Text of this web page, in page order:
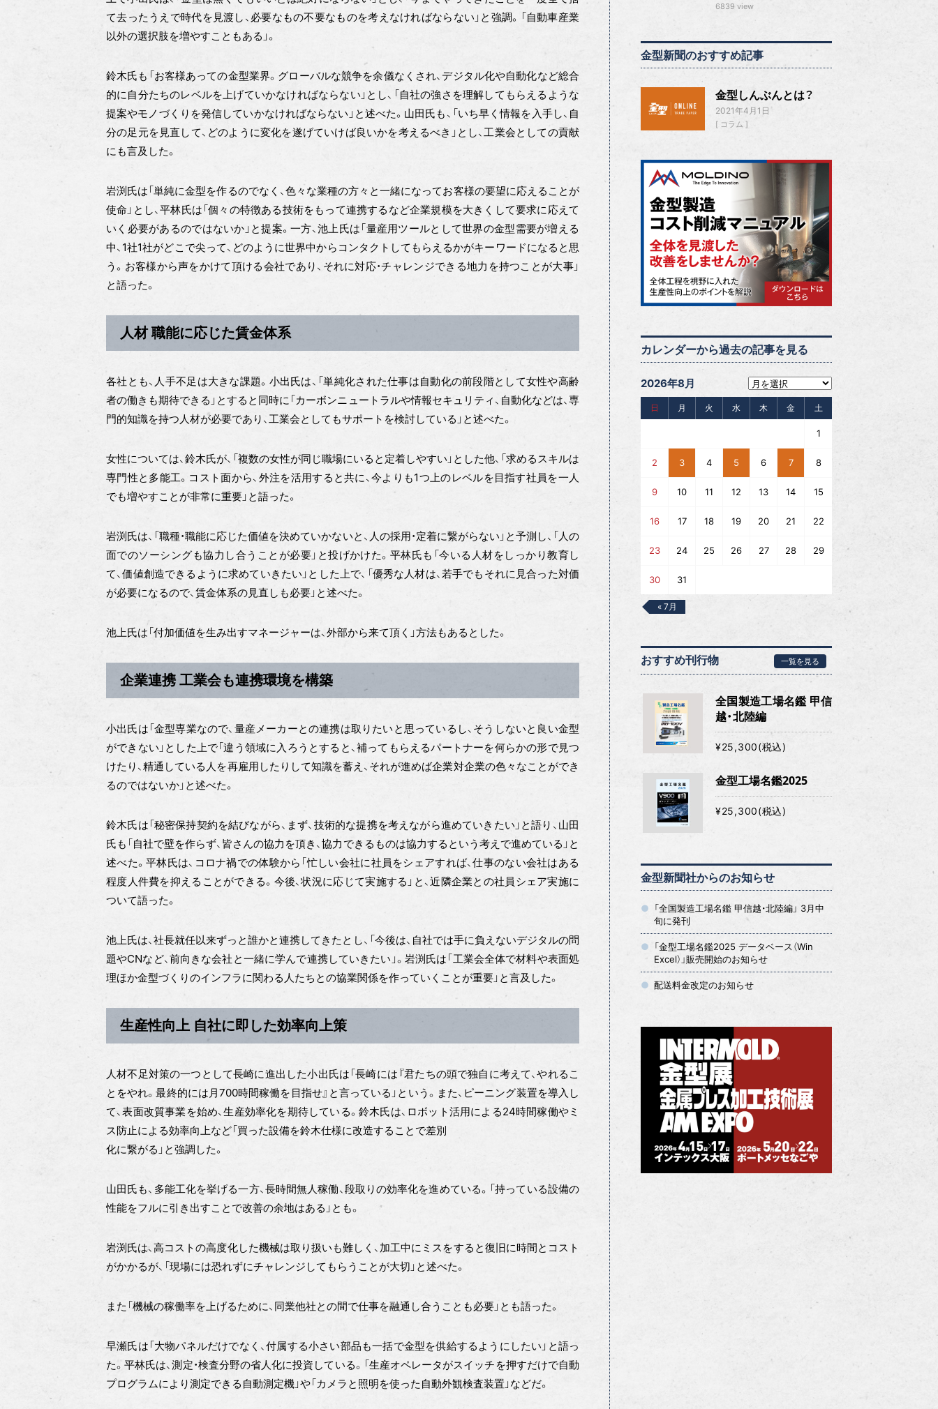
て去ったうえで時代を見渡し、必要なもの不要なものを考えなければならない」と強調。「自動車産業
以外の選択肢を増やすこともある」。
鈴木氏も「お客様あっての金型業界。グローバルな競争を余儀なくされ、デジタル化や自動化など総合
的に自分たちのレベルを上げていかなければならない」とし、「自社の強さを理解してもらえるような
提案やモノづくりを発信していかなければならない」と述べた。山田氏も、「いち早く情報を入手し、自
分の足元を見直して、どのように変化を遂げていけば良いかを考えるべき」とし、工業会としての貢献
にも言及した。
岩渕氏は「単純に金型を作るのでなく、色々な業種の方々と一緒になってお客様の要望に応えることが
使命」とし、平林氏は「個々の特徴ある技術をもって連携するなど企業規模を大きくして要求に応えて
いく必要があるのではないか」と提案。一方、池上氏は「量産用ツールとして世界の金型需要が増える
中、1社1社がどこで尖って、どのように世界中からコンタクトしてもらえるかがキーワードになると思
う。お客様から声をかけて頂ける会社であり、それに対応・チャレンジできる地力を持つことが大事」
と語った。
人材 職能に応じた賃金体系
各社とも、人手不足は大きな課題。小出氏は、「単純化された仕事は自動化の前段階として女性や高齢
者の働きも期待できる」とすると同時に「カーボンニュートラルや情報セキュリティ、自動化などは、専
門的知識を持つ人材が必要であり、工業会としてもサポートを検討している」と述べた。
女性については、鈴木氏が、「複数の女性が同じ職場にいると定着しやすい」とした他、「求めるスキルは
専門性と多能工。コスト面から、外注を活用すると共に、今よりも1つ上のレベルを目指す社員を一人
でも増やすことが非常に重要」と語った。
岩渕氏は、「職種・職能に応じた価値を決めていかないと、人の採用・定着に繋がらない」と予測し、「人の
面でのソーシングも協力し合うことが必要」と投げかけた。平林氏も「今いる人材をしっかり教育し
て、価値創造できるように求めていきたい」とした上で、「優秀な人材は、若手でもそれに見合った対価
が必要になるので、賃金体系の見直しも必要」と述べた。
池上氏は「付加価値を生み出すマネージャーは、外部から来て頂く」方法もあるとした。
企業連携 工業会も連携環境を構築
小出氏は「金型専業なので、量産メーカーとの連携は取りたいと思っているし、そうしないと良い金型
ができない」とした上で「違う領域に入ろうとすると、補ってもらえるパートナーを何らかの形で見つ
けたり、精通している人を再雇用したりして知識を蓄え、それが進めば企業対企業の色々なことができ
るのではないか」と述べた。
鈴木氏は「秘密保持契約を結びながら、まず、技術的な提携を考えながら進めていきたい」と語り、山田
氏も「自社で壁を作らず、皆さんの協力を頂き、協力できるものは協力するという考えで進めている」と
述べた。平林氏は、コロナ禍での体験から「忙しい会社に社員をシェアすれば、仕事のない会社はある
程度人件費を抑えることができる。今後、状況に応じて実施する」と、近隣企業との社員シェア実施に
ついて語った。
池上氏は、社長就任以来ずっと誰かと連携してきたとし、「今後は、自社では手に負えないデジタルの問
題やCNなど、前向きな会社と一緒に学んで連携していきたい」。岩渕氏は「工業会全体で材料や表面処
理ほか金型づくりのインフラに関わる人たちとの協業関係を作っていくことが重要」と言及した。
生産性向上 自社に即した効率向上策
人材不足対策の一つとして長崎に進出した小出氏は「長崎には『君たちの頭で独自に考えて、やれるこ
とをやれ。最終的には月700時間稼働を目指せ』と言っている」という。また、ピーニング装置を導入し
て、表面改質事業を始め、生産効率化を期待している。鈴木氏は、ロボット活用による24時間稼働やミ
ス防止による効率向上など「買った設備を鈴木仕様に改造することで差別
化に繋がる」と強調した。
山田氏も、多能工化を挙げる一方、長時間無人稼働、段取りの効率化を進めている。「持っている設備の
性能をフルに引き出すことで改善の余地はある」とも。
岩渕氏は、高コストの高度化した機械は取り扱いも難しく、加工中にミスをすると復旧に時間とコスト
がかかるが、「現場には恐れずにチャレンジしてもらうことが大切」と述べた。
また「機械の稼働率を上げるために、同業他社との間で仕事を融通し合うことも必要」とも語った。
早瀬氏は「大物パネルだけでなく、付属する小さい部品も一括で金型を供給するようにしたい」と語っ
た。平林氏は、測定・検査分野の省人化に投資している。「生産オペレータがスイッチを押すだけで自動
プログラムにより測定できる自動測定機」や「カメラと照明を使った自動外観検査装置」などだ。
6839 view
金型新聞のおすすめ記事
金型しんぶんとは？
2021年4月1日
コラム
カレンダーから過去の記事を見る
2026年8月
日 月 火 水 木 金 土
1
2 3 4 5 6 7 8
9 10 11 12 13 14 15
16 17 18 19 20 21 22
23 24 25 26 27 28 29
30 31
« 7月
おすすめ刊行物 一覧を見る
全国製造工場名鑑 甲信
越・北陸編
¥25,300(税込)
金型工場名鑑2025
¥25,300(税込)
金型新聞社からのお知らせ
「全国製造工場名鑑 甲信越・北陸編」 3月中
旬に発刊
「金型工場名鑑2025 データベース（Win
Excel）」販売開始のお知らせ
配送料金改定のお知らせ